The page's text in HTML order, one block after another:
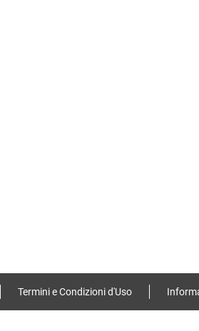
Termini e Condizioni d'Uso